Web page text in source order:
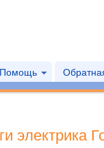
Помощь
электрика